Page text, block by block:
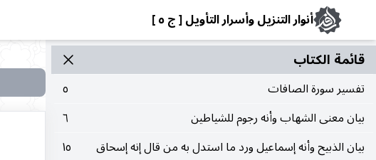
أنوار التنزيل وأسرار التأويل [ ج ٥ ]
قائمة الکتاب
تفسير سورة الصافات
٥
بيان معنى الشهاب وأنه رجوم للشياطين
٦
بيان الذبيح وأنه إسماعيل ورد ما استدل به من قال إنه إسحاق
١٥
في